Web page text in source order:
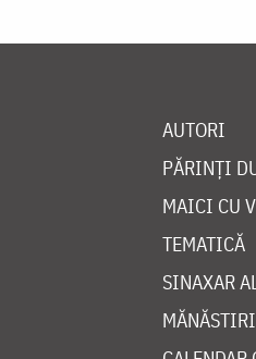
AUTORI
PĂRINȚI
MAICI CU
TEMATICĂ
SINAXAR